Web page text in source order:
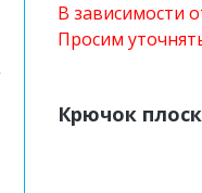
В зависимости
Просим
Крючок